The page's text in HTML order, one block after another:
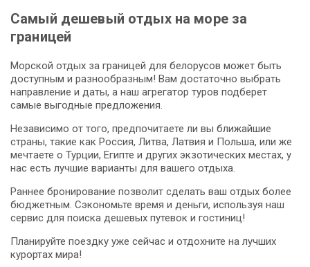
Самый дешевый отдых на море за
границей
Морской отдых за границей для белорусов может быть
доступным и разнообразным! Вам достаточно выбрать
направление и даты, а наш агрегатор туров подберет
самые выгодные предложения.
Независимо от того, предпочитаете ли вы ближайшие
страны, такие как Россия, Литва, Латвия и Польша, или же
мечтаете о Турции, Египте и других экзотических местах, у
нас есть лучшие варианты для вашего отдыха.
Раннее бронирование позволит сделать ваш отдых более
бюджетным. Сэкономьте время и деньги, используя наш
сервис для поиска дешевых путевок и гостиниц!
Планируйте поездку уже сейчас и отдохните на лучших
курортах мира!